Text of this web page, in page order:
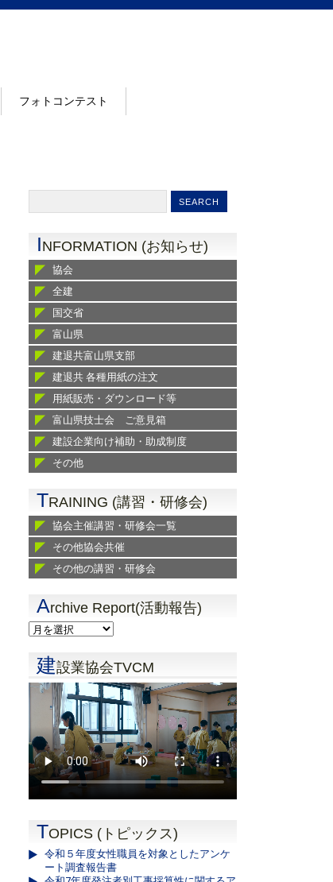
フォトコンテスト
INFORMATION (お知らせ)
協会
全建
国交省
富山県
建退共富山県支部
建退共 各種用紙の注文
用紙販売・ダウンロード等
富山県技士会 ご意見箱
建設企業向け補助・助成制度
その他
TRAINING (講習・研修会)
協会主催講習・研修会一覧
その他協会共催
その他の講習・研修会
Archive Report(活動報告)
建設業協会TVCM
TOPICS (トピックス)
令和５年度女性職員を対象としたアンケ
ート調査報告書